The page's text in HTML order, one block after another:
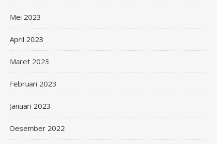
Mei 2023
April 2023
Maret 2023
Februari 2023
Januari 2023
Desember 2022